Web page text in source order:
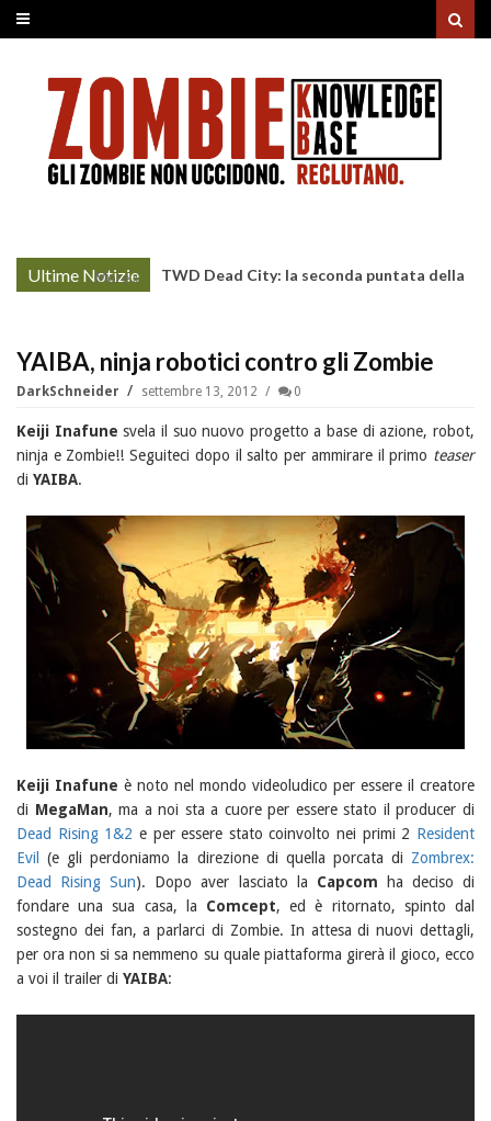
Ultime Notizie
More »
TWD Dead City: la seconda puntata della
YAIBA, ninja robotici contro gli Zombie
DarkSchneider settembre 13, 2012 0
Keiji Inafune svela il suo nuovo progetto a base di azione, robot,
ninja e Zombie!! Seguiteci dopo il salto per ammirare il primo teaser
di YAIBA.
Keiji Inafune è noto nel mondo videoludico per essere il creatore
di MegaMan, ma a noi sta a cuore per essere stato il producer di
Dead Rising 1&2 e per essere stato coinvolto nei primi 2 Resident
Evil
(e gli perdoniamo la direzione di quella porcata di Zombrex:
Dead Rising Sun). Dopo aver lasciato la Capcom ha deciso di
fondare una sua casa, la Comcept, ed è ritornato, spinto dal
sostegno dei fan, a parlarci di Zombie. In attesa di nuovi dettagli,
per ora non si sa nemmeno su quale piattaforma girerà il gioco, ecco
a voi il trailer di YAIBA: